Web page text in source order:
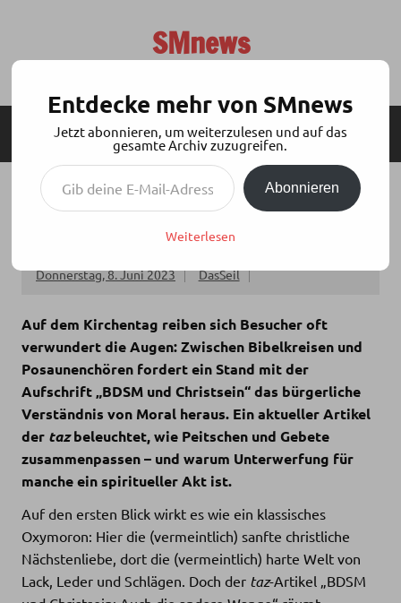
SMnews
SEITENLEISTE
MENÜ
TABUBRUCH ODER TIEFE HINGABE? WENN
BDSM AUF FROMMEN GLAUBEN TRIFFT
Donnerstag, 8. Juni 2023 DasSeil
Auf dem Kirchentag reiben sich Besucher oft
verwundert die Augen: Zwischen Bibelkreisen und
Posaunenchören fordert ein Stand mit der
Aufschrift „BDSM und Christsein“ das bürgerliche
Verständnis von Moral heraus. Ein aktueller Artikel
der tazbeleuchtet, wie Peitschen und Gebete
zusammenpassen – und warum Unterwerfung für
manche ein spiritueller Akt ist.
Auf den ersten Blick wirkt es wie ein klassisches
Oxymoron: Hier die (vermeintlich) sanfte christliche
Nächstenliebe, dort die (vermeintlich) harte Welt von
Lack, Leder und Schlägen. Doch der taz-Artikel „BDSM
Entdecke mehr von SMnews
Jetzt abonnieren, um weiterzulesen und auf das
gesamte Archiv zuzugreifen.
Gib deine E-Mail-Adresse ein ...
Abonnieren
Weiterlesen